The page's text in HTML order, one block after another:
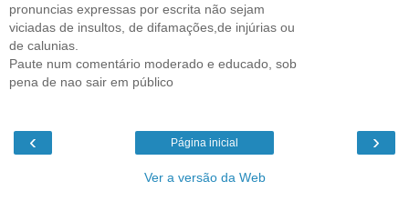
pronuncias expressas por escrita não sejam
viciadas de insultos, de difamações,de injúrias ou
de calunias.
Paute num comentário moderado e educado, sob
pena de nao sair em público
‹ ›
Página inicial
Ver a versão da Web